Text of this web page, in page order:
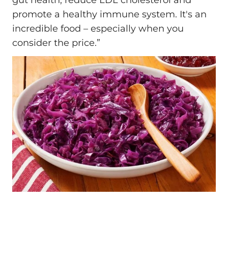
promote a healthy immune system. It's an
incredible food – especially when you
consider the price.”